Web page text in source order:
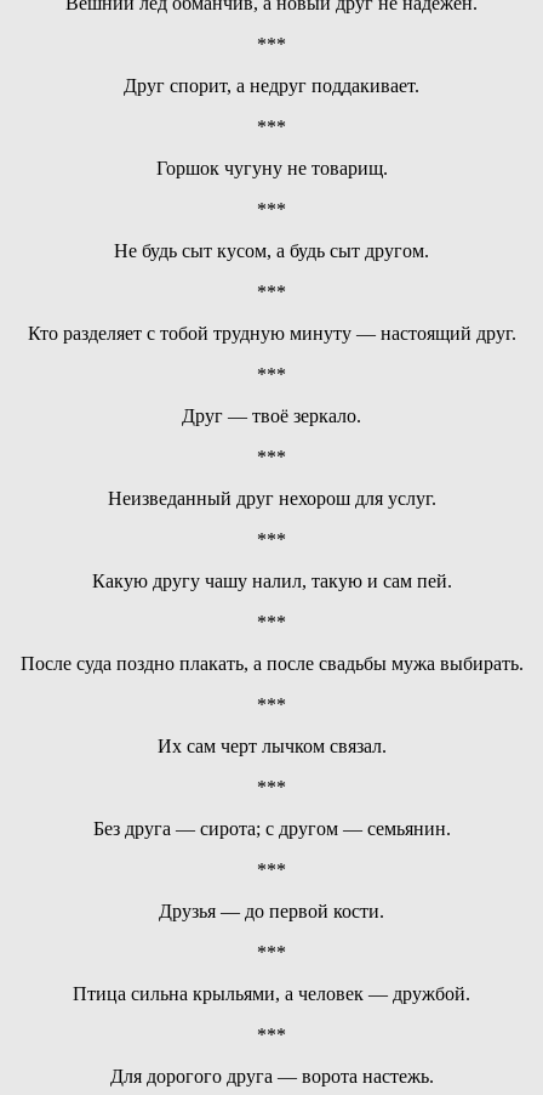
***
Друг спорит, а недруг поддакивает.
***
Горшок чугуну не товарищ.
***
Не будь сыт кусом, а будь сыт другом.
***
Кто разделяет с тобой трудную минуту — настоящий друг.
***
Друг — твоё зеркало.
***
Неизведанный друг нехорош для услуг.
***
Какую другу чашу налил, такую и сам пей.
***
После суда поздно плакать, а после свадьбы мужа выбирать.
***
Их сам черт лычком связал.
***
Без друга — сирота; с другом — семьянин.
***
Друзья — до первой кости.
***
Птица сильна крыльями, а человек — дружбой.
***
Для дорогого друга — ворота настежь.